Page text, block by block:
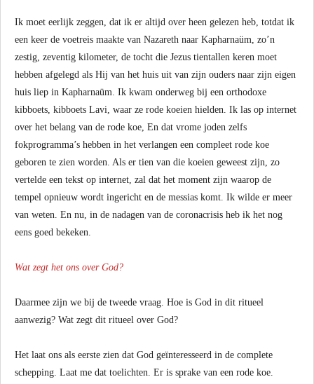
Ik moet eerlijk zeggen, dat ik er altijd over heen gelezen heb, totdat ik
een keer de voetreis maakte van Nazareth naar Kapharnaüm, zo’n
zestig, zeventig kilometer, de tocht die Jezus tientallen keren moet
hebben afgelegd als Hij van het huis uit van zijn ouders naar zijn eigen
huis liep in Kapharnaüm. Ik kwam onderweg bij een orthodoxe
kibboets, kibboets Lavi, waar ze rode koeien hielden. Ik las op internet
over het belang van de rode koe, En dat vrome joden zelfs
fokprogramma’s hebben in het verlangen een compleet rode koe
geboren te zien worden. Als er tien van die koeien geweest zijn, zo
vertelde een tekst op internet, zal dat het moment zijn waarop de
tempel opnieuw wordt ingericht en de messias komt. Ik wilde er meer
van weten. En nu, in de nadagen van de coronacrisis heb ik het nog
eens goed bekeken.
Wat zegt het ons over God?
Daarmee zijn we bij de tweede vraag. Hoe is God in dit ritueel
aanwezig? Wat zegt dit ritueel over God?
Het laat ons als eerste zien dat God geïnteresseerd in de complete
schepping. Laat me dat toelichten. Er is sprake van een rode koe.